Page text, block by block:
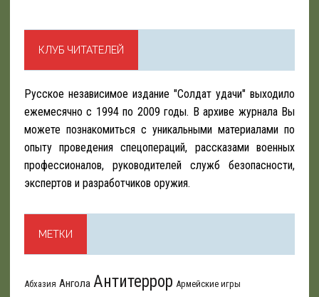
КЛУБ ЧИТАТЕЛЕЙ
Русское независимое издание "Солдат удачи" выходило
ежемесячно с 1994 по 2009 годы. В архиве журнала Вы
можете познакомиться с уникальными материалами по
опыту проведения спецопераций, рассказами военных
профессионалов, руководителей служб безопасности,
экспертов и разработчиков оружия.
МЕТКИ
Абхазия Ангола Антитеррор Армейские игры